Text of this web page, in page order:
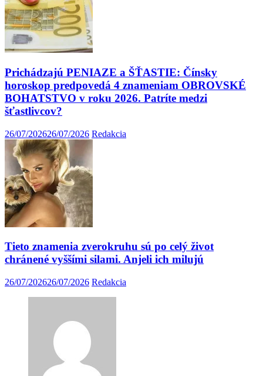
Prichádzajú PENIAZE a ŠŤASTIE: Čínsky
horoskop predpovedá 4 znameniam OBROVSKÉ
BOHATSTVO v roku 2026. Patríte medzi
šťastlivcov?
26/07/202626/07/2026 Redakcia
Tieto znamenia zverokruhu sú po celý život
chránené vyššími silami. Anjeli ich milujú
26/07/202626/07/2026 Redakcia